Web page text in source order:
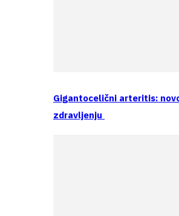
Gigantocelični arteritis:
zdravljenju